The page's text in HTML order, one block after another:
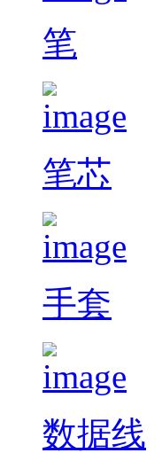
笔
笔芯
手套
数据线